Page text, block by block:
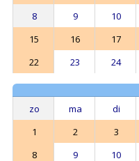
8
9 10
15
16 17
22
23 24
zo
ma di
1
2 3
8
9 10